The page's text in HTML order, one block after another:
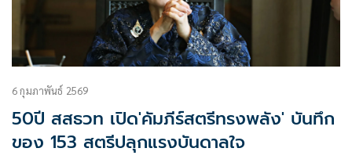
6 กุมภาพันธ์ 2569
50ปี สสธวท เปิด'คัมภีร์สตรีทรงพลัง' บันทึก
ของ 153 สตรีปลุกแรงบันดาลใจ